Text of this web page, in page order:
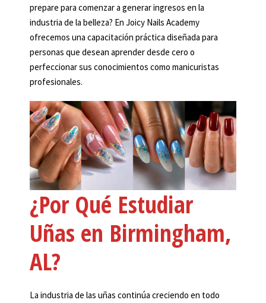
prepare para comenzar a generar ingresos en la
industria de la belleza? En Joicy Nails Academy
ofrecemos una capacitación práctica diseñada para
personas que desean aprender desde cero o
perfeccionar sus conocimientos como manicuristas
profesionales.
¿Por Qué Estudiar
Uñas en Birmingham,
AL?
La industria de las uñas continúa creciendo en todo